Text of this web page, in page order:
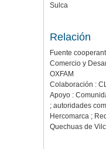
Sulca
Relación
Fuente
Comercio y
OXFAM
Colaboración :
Apoyo :
; autoridades
Hercomarca ;
Quechuas de